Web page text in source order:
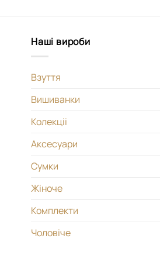
Наші вироби
Взуття
Вишиванки
Колекціі
Аксесуари
Сумки
Жіноче
Комплекти
Чоловіче